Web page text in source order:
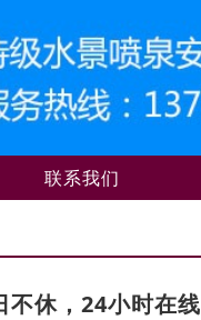
联系我们
不休，24小时在线